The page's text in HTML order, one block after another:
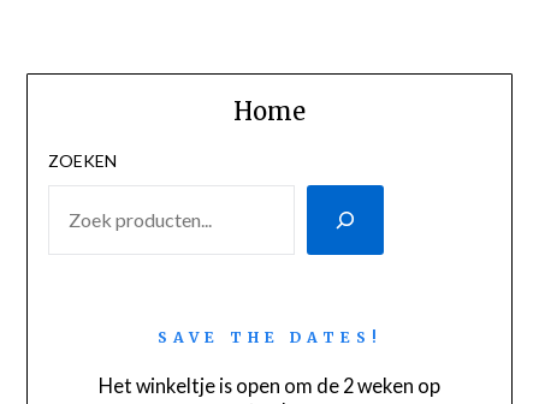
Home
ZOEKEN
SAVE THE DATES!
Het winkeltje is open om de 2 weken op